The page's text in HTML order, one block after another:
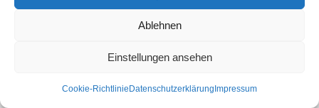
Ablehnen
Einstellungen ansehen
Cookie-Richtlinie Datenschutzerklärung Impressum
Datenschutzerklärung